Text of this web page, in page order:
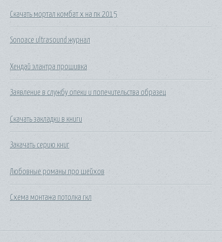
Скачать мортал комбат x на пк 2015
Sonoace ultrasound журнал
Хендай элантра прошивка
Заявление в службу опеки и попечительства образец
Скачать закладки в книги
Закачать серию книг
Любовные романы про шейхов
Схема монтажа потолка гкл